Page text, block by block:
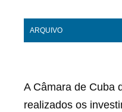
ARQUIVO
A Câmara de Cuba
realizados os